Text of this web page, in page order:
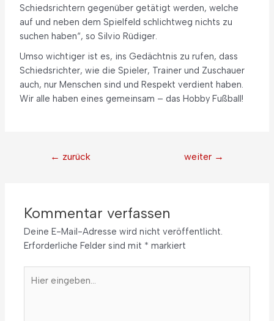
Schiedsrichtern gegenüber getätigt werden, welche
auf und neben dem Spielfeld schlichtweg nichts zu
suchen haben“, so Silvio Rüdiger.
Umso wichtiger ist es, ins Gedächtnis zu rufen, dass
Schiedsrichter, wie die Spieler, Trainer und Zuschauer
auch, nur Menschen sind und Respekt verdient haben.
Wir alle haben eines gemeinsam – das Hobby Fußball!
← zurück weiter →
Kommentar verfassen
Deine E-Mail-Adresse wird nicht veröffentlicht.
Erforderliche Felder sind mit * markiert